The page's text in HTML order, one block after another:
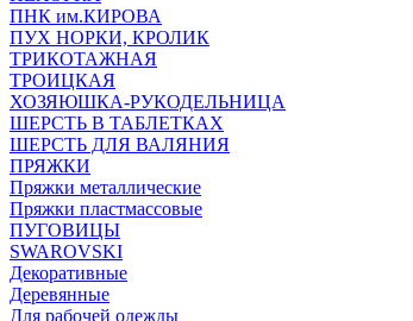
ПНК им.КИРОВА
ПУХ НОРКИ, КРОЛИК
ТРИКОТАЖНАЯ
ТРОИЦКАЯ
ХОЗЯЮШКА-РУКОДЕЛЬНИЦА
ШЕРСТЬ В ТАБЛЕТКАХ
ШЕРСТЬ ДЛЯ ВАЛЯНИЯ
ПРЯЖКИ
Пряжки металлические
Пряжки пластмассовые
ПУГОВИЦЫ
SWAROVSKI
Декоративные
Деревянные
Для рабочей одежды